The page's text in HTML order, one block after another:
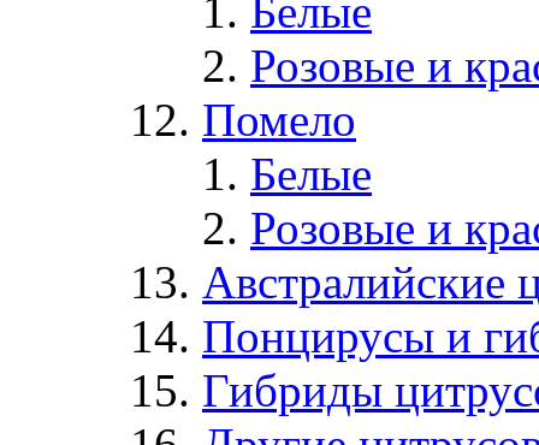
Белые
Розовые и
Помело
Белые
Розовые и
Австралийские
Понцирусы и
Гибриды